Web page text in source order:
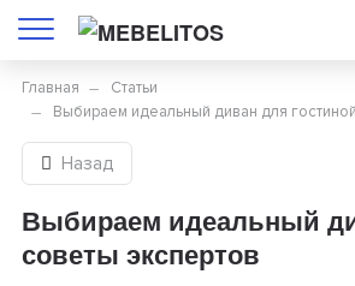
Главная
Статьи
Выбираем идеальный диван для
Назад
Выбираем идеальный
советы экспертов